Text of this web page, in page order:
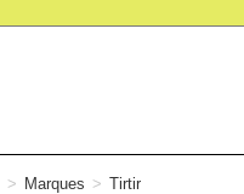
> Marques > Tirtir